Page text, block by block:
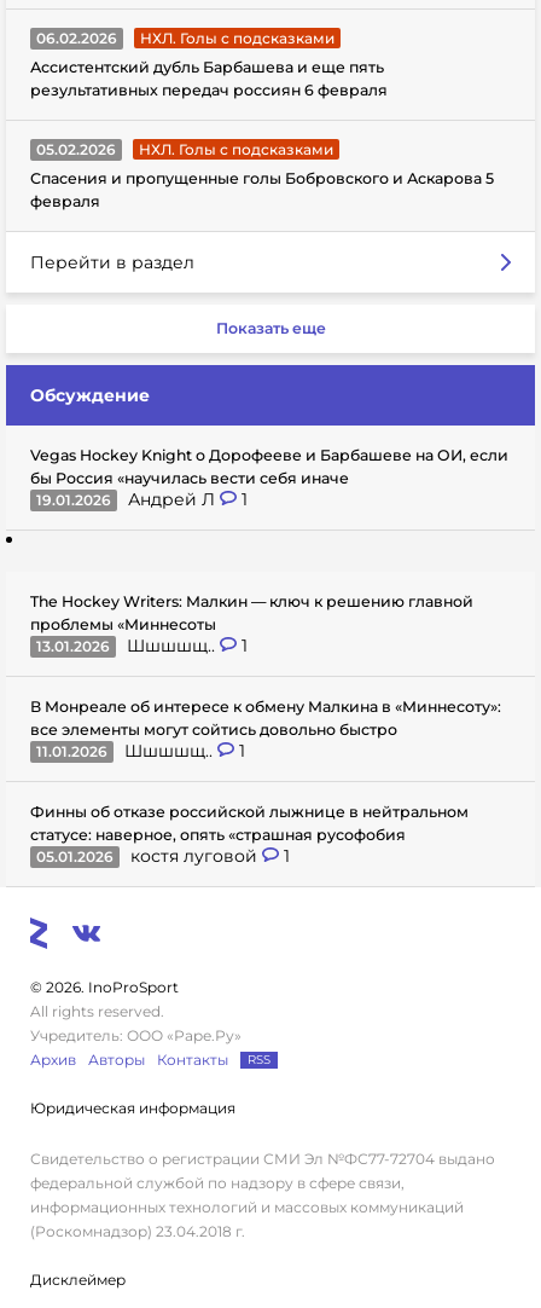
06.02.2026
НХЛ. Голы с подсказками
Ассистентский дубль Барбашева и еще пять
результативных передач россиян 6 февраля
05.02.2026
НХЛ. Голы с подсказками
Спасения и пропущенные голы Бобровского и Аскарова 5
февраля
Перейти в раздел
Показать еще
Обсуждение
Vegas Hockey Knight о Дорофееве и Барбашеве на ОИ, если
бы Россия «научилась вести себя иначе
19.01.2026
Андрей Л 1
The Hockey Writers: Малкин — ключ к решению главной
проблемы «Миннесоты
13.01.2026
Шшшшщ.. 1
В Монреале об интересе к обмену Малкина в «Миннесоту»:
все элементы могут сойтись довольно быстро
11.01.2026
Шшшшщ.. 1
Финны об отказе российской лыжнице в нейтральном
статусе: наверное, опять «страшная русофобия
05.01.2026
костя луговой 1
© 2026. InoProSport
All rights reserved.
Учредитель: ООО «Раре.Ру»
Архив
Авторы Контакты RSS
Юридическая информация
Свидетельство о регистрации СМИ Эл №ФС77-72704 выдано
федеральной службой по надзору в сфере связи,
информационных технологий и массовых коммуникаций
(Роскомнадзор) 23.04.2018 г.
Дисклеймер